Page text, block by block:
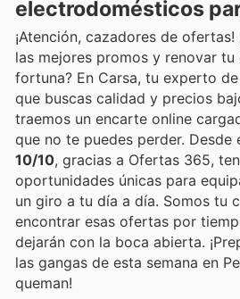
electrodomésticos
¡Atención, cazadores de
las mejores promos y renovar tu
fortuna? En Carsa, tu experto
que buscas calidad y precios
traemos un encarte online
que no te puedes perder. Desde
10/10, gracias a Ofertas 365,
oportunidades únicas para
un giro a tu día a día. Somos tu
encontrar esas ofertas por
dejarán con la boca abierta.
las gangas de esta semana en
queman!